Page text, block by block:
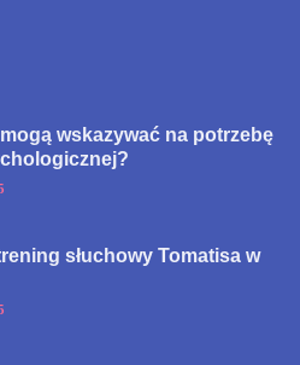
wskazywać na potrzebę
słuchowy Tomatisa w